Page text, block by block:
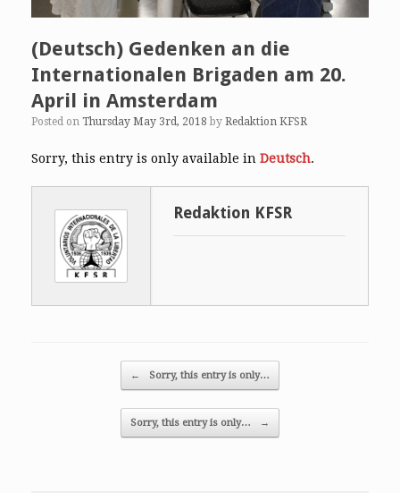
(Deutsch) Gedenken an die
Internationalen Brigaden am 20.
April in Amsterdam
Posted on Thursday May 3rd, 2018 by Redaktion KFSR
Sorry, this entry is only available in Deutsch.
Redaktion KFSR
← Sorry, this entry is only…
Sorry, this entry is only… →